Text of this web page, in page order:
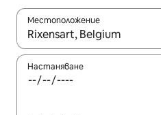
Местоположение
Когато резултатите се
Настаняване